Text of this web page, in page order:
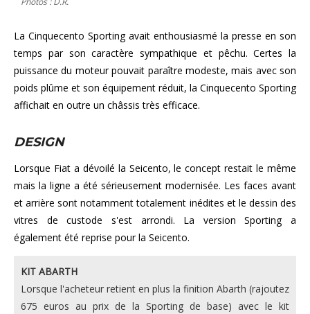
La Cinquecento Sporting avait enthousiasmé la presse en son
temps par son caractère sympathique et pêchu. Certes la
puissance du moteur pouvait paraître modeste, mais avec son
poids plûme et son équipement réduit, la Cinquecento Sporting
affichait en outre un châssis très efficace.
DESIGN
Lorsque Fiat a dévoilé la Seicento, le concept restait le même
mais la ligne a été sérieusement modernisée. Les faces avant
et arrière sont notamment totalement inédites et le dessin des
vitres de custode s'est arrondi. La version Sporting a
également été reprise pour la Seicento.
KIT ABARTH
Lorsque l'acheteur retient en plus la finition Abarth (rajoutez
675 euros au prix de la Sporting de base) avec le kit